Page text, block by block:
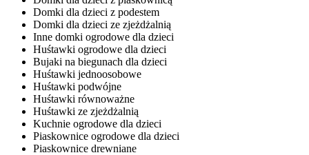
Domki dla dzieci z podestem
Domki dla dzieci ze zjeżdżalnią
Inne domki ogrodowe dla dzieci
Huśtawki ogrodowe dla dzieci
Bujaki na biegunach dla dzieci
Huśtawki jednoosobowe
Huśtawki podwójne
Huśtawki równoważne
Huśtawki ze zjeżdżalnią
Kuchnie ogrodowe dla dzieci
Piaskownice ogrodowe dla dzieci
Piaskownice drewniane